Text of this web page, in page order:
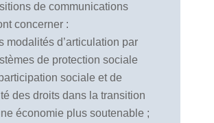
de communications
concerner :
modalités d’articulation par
de protection sociale
sociale et de
des droits dans la transition
économie plus soutenable ;